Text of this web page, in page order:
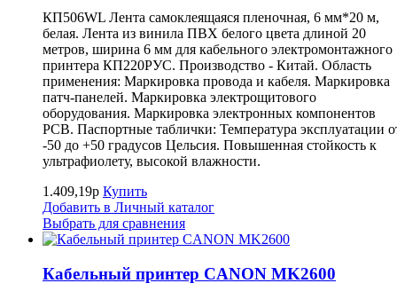
КП506WL Лента самоклеящаяся пленочная, 6 мм*20 м,
белая. Лента из винила ПВХ белого цвета длиной 20
метров, ширина 6 мм для кабельного электромонтажного
принтера КП220РУС. Производство - Китай. Область
применения: Маркировка провода и кабеля. Маркировка
патч-панелей. Маркировка электрощитового
оборудования. Маркировка электронных компонентов
РСВ. Паспортные таблички: Температура эксплуатации
-50 до +50 градусов Цельсия. Повышенная стойкость к
ультрафиолету, высокой влажности.
1.409,19р Купить
Добавить в Личный каталог
Выбрать для сравнения
Кабельный принтер CANON MK2600